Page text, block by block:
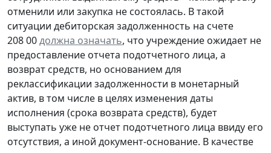
отменили или закупка не состоялась. В такой
ситуации дебиторская задолженность на счете
208 00должна означать, что учреждение ожидает не
предоставление отчета подотчетного лица, а
возврат средств, но основанием для
реклассификации задолженности в монетарный
актив, в том числе в целях изменения даты
исполнения (срока возврата средств), будет
выступать уже не отчет подотчетного лица ввиду его
отсутствия, а иной документ-основание. В качестве